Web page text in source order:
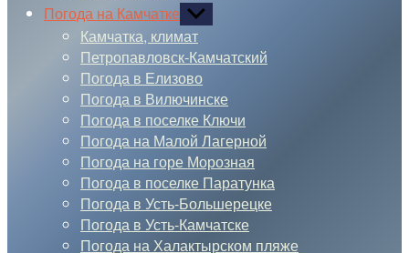
Погода на Камчатке Показывать
подменю
Камчатка, климат
Петропавловск-Камчатский
Погода в Елизово
Погода в Вилючинске
Погода в поселке Ключи
Погода на Малой Лагерной
Погода на горе Морозная
Погода в поселке Паратунка
Погода в Усть-Большерецке
Погода в Усть-Камчатске
Погода на Халактырском пляже